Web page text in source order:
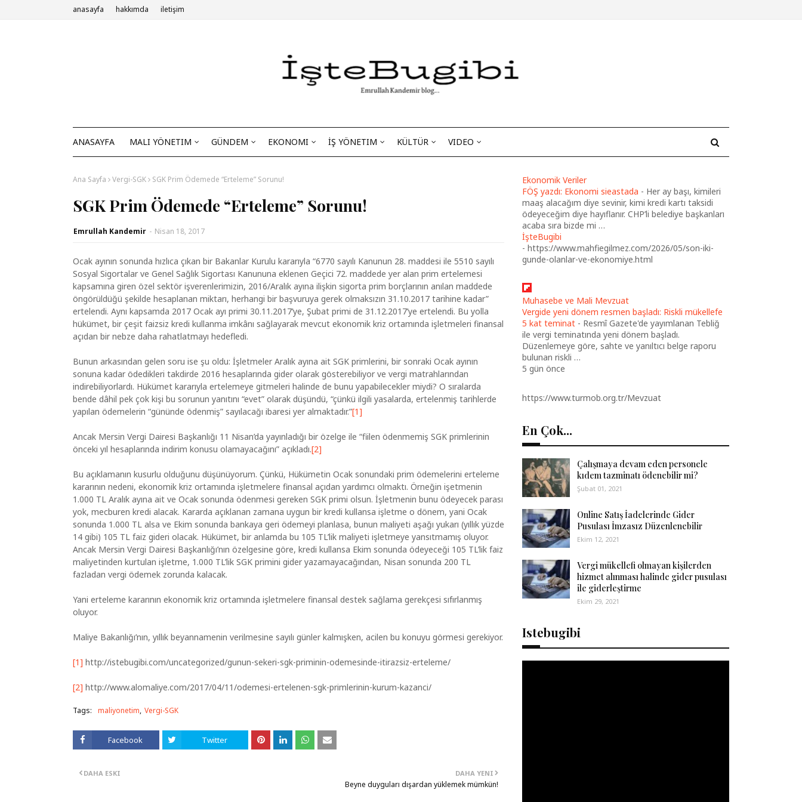
anasayfa hakkımda iletişim
ANASAYFA MALI YÖNETIM GÜNDEM EKONOMI İŞ YÖNETIM KÜLTÜR VIDEO
Ana Sayfa Vergi-SGK SGK Prim Ödemede “Erteleme” Sorunu!
SGK Prim Ödemede “Erteleme” Sorunu!
Emrullah Kandemir - Nisan 18, 2017
Ocak ayının sonunda hızlıca çıkan bir Bakanlar Kurulu kararıyla “6770 sayılı Kanunun 28. maddesi ile 5510 sayılı
Sosyal Sigortalar ve Genel Sağlık Sigortası Kanununa eklenen Geçici 72. maddede yer alan prim ertelemesi
kapsamına giren özel sektör işverenlerimizin, 2016/Aralık ayına ilişkin sigorta prim borçlarının anılan maddede
öngörüldüğü şekilde hesaplanan miktarı, herhangi bir başvuruya gerek olmaksızın 31.10.2017 tarihine kadar”
ertelendi. Aynı kapsamda 2017 Ocak ayı primi 30.11.2017’ye, Şubat primi de 31.12.2017’ye ertelendi. Bu yolla
hükümet, bir çeşit faizsiz kredi kullanma imkânı sağlayarak mevcut ekonomik kriz ortamında işletmeleri finansal
açıdan bir nebze daha rahatlatmayı hedefledi.
Bunun arkasından gelen soru ise şu oldu: İşletmeler Aralık ayına ait SGK primlerini, bir sonraki Ocak ayının
sonuna kadar ödedikleri takdirde 2016 hesaplarında gider olarak gösterebiliyor ve vergi matrahlarından
indirebiliyorlardı. Hükümet kararıyla ertelemeye gitmeleri halinde de bunu yapabilecekler miydi? O sıralarda
bende dâhil pek çok kişi bu sorunun yanıtını “evet” olarak düşündü, “çünkü ilgili yasalarda, ertelenmiş tarihlerde
yapılan ödemelerin “gününde ödenmiş” sayılacağı ibaresi yer almaktadır.”[1]
Ancak Mersin Vergi Dairesi Başkanlığı 11 Nisan’da yayınladığı bir özelge ile “fiilen ödenmemiş SGK primlerinin
önceki yıl hesaplarında indirim konusu olamayacağını” açıkladı.[2]
Bu açıklamanın kusurlu olduğunu düşünüyorum. Çünkü, Hükümetin Ocak sonundaki prim ödemelerini erteleme
kararının nedeni, ekonomik kriz ortamında işletmelere finansal açıdan yardımcı olmaktı. Örneğin işetmenin
1.000 TL Aralık ayına ait ve Ocak sonunda ödenmesi gereken SGK primi olsun. İşletmenin bunu ödeyecek parası
yok, mecburen kredi alacak. Kararda açıklanan zamana uygun bir kredi kullansa işletme o dönem, yani Ocak
sonunda 1.000 TL alsa ve Ekim sonunda bankaya geri ödemeyi planlasa, bunun maliyeti aşağı yukarı (yıllık yüzde
14 gibi) 105 TL faiz gideri olacak. Hükümet, bir anlamda bu 105 TL’lik maliyeti işletmeye yansıtmamış oluyor.
Ancak Mersin Vergi Dairesi Başkanlığı’nın özelgesine göre, kredi kullansa Ekim sonunda ödeyeceği 105 TL’lik faiz
maliyetinden kurtulan işletme, 1.000 TL’lik SGK primini gider yazamayacağından, Nisan sonunda 200 TL
fazladan vergi ödemek zorunda kalacak.
Yani erteleme kararının ekonomik kriz ortamında işletmelere finansal destek sağlama gerekçesi sıfırlanmış
oluyor.
Maliye Bakanlığı’nın, yıllık beyannamenin verilmesine sayılı günler kalmışken, acilen bu konuyu görmesi gerekiyor.
[1] http://istebugibi.com/uncategorized/gunun-sekeri-sgk-priminin-odemesinde-itirazsiz-erteleme/
[2] http://www.alomaliye.com/2017/04/11/odemesi-ertelenen-sgk-primlerinin-kurum-kazanci/
Tags: maliyonetim Vergi-SGK
Facebook Twitter
DAHA YENI
Beyne duyguları dışardan yüklemek mümkün!
DAHA ESKI
Ekonomik Veriler
FÖŞ yazdı: Ekonomi sieastada - Her ay başı, kimileri
maaş alacağım diye sevinir, kimi kredi kartı taksidi
ödeyeceğim diye hayıflanır. CHP’li belediye başkanları
acaba sıra bizde mi …
İşteBugibi
-https://www.mahfiegilmez.com/2026/05/son-iki-
gunde-olanlar-ve-ekonomiye.html
Muhasebe ve Mali Mevzuat
Vergide yeni dönem resmen başladı: Riskli mükellefe
5 kat teminat - Resmî Gazete'de yayımlanan Tebliğ
ile vergi teminatında yeni dönem başladı.
Düzenlemeye göre, sahte ve yanıltıcı belge raporu
bulunan riskli …
5 gün önce
https://www.turmob.org.tr/Mevzuat
En Çok...
Çalışmaya devam eden personele
kıdem tazminatı ödenebilir mi?
Şubat 01, 2021
Online Satış İadelerinde Gider
Pusulası İmzasız Düzenlenebilir
Ekim 12, 2021
Vergi mükellefi olmayan kişilerden
hizmet alınması halinde gider pusulası
ile giderleştirme
Ekim 29, 2021
Istebugibi